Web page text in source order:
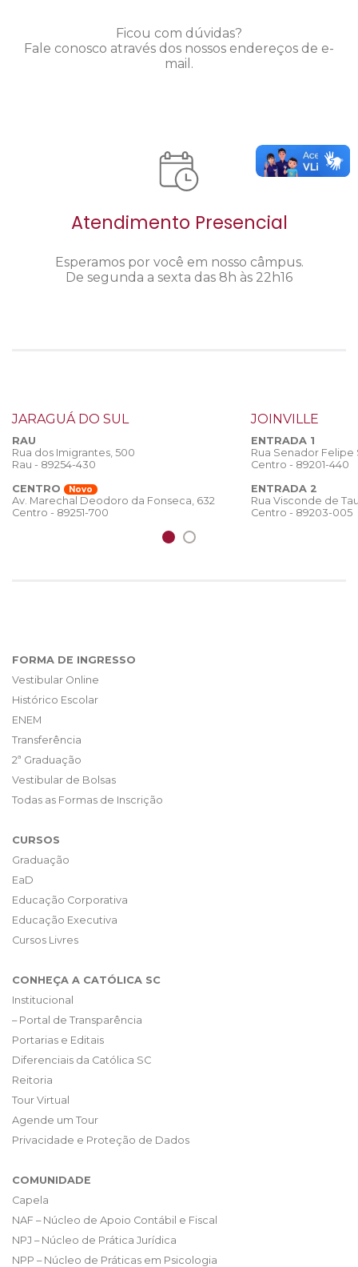
Ficou com dúvidas?
Fale conosco através dos nossos endereços de e-
mail.
Atendimento Presencial
Esperamos por você em nosso câmpus.
De segunda a sexta das 8h às 22h16
JARAGUÁ DO SUL
RAU
Rua dos Imigrantes, 500
Rau - 89254-430
CENTRO
Novo
Av. Marechal Deodoro da Fonseca, 632
Centro - 89251-700
JOINVILLE
ENTRADA 1
Rua Senador
Centro - 89201-440
ENTRADA 2
Rua Visconde de
Centro - 89203-005
FORMA DE INGRESSO
Vestibular Online
Histórico Escolar
ENEM
Transferência
2ª Graduação
Vestibular de Bolsas
Todas as Formas de Inscrição
CURSOS
Graduação
EaD
Educação Corporativa
Educação Executiva
Cursos Livres
CONHEÇA A CATÓLICA SC
Institucional
– Portal de Transparência
Portarias e Editais
Diferenciais da Católica SC
Reitoria
Tour Virtual
Agende um Tour
Privacidade e Proteção de Dados
COMUNIDADE
Capela
NAF – Núcleo de Apoio Contábil e Fiscal
NPJ – Núcleo de Prática Jurídica
NPP – Núcleo de Práticas em Psicologia